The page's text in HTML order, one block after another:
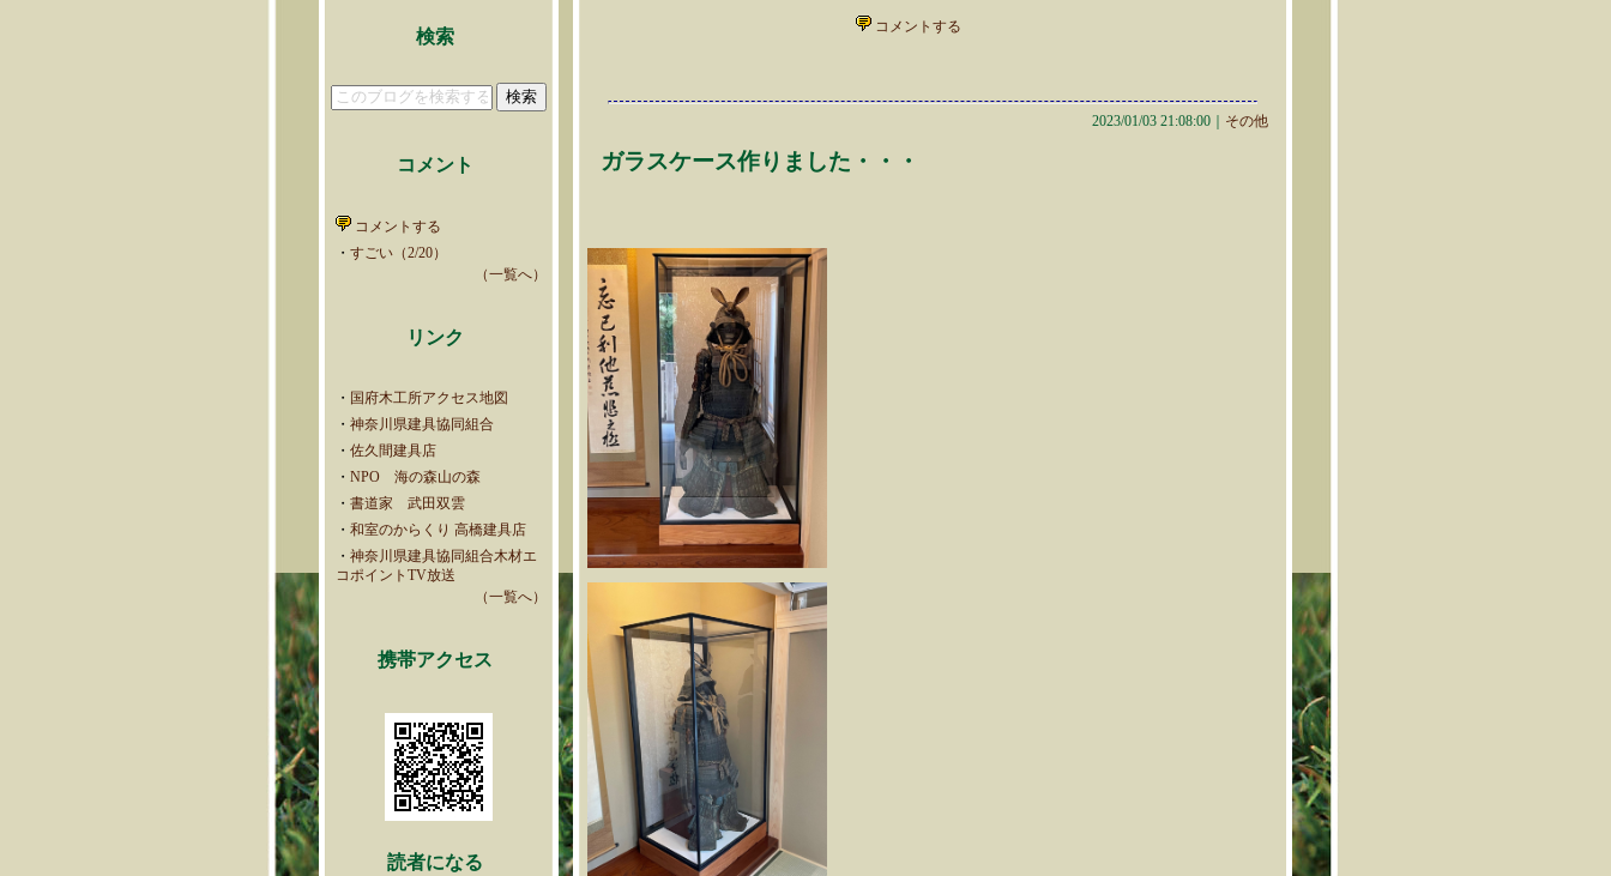
検索
コメント
コメントする
・すごい（2/20）
（一覧へ）
リンク
・ 国府木工所アクセス地図
・神奈川県建具協同組合
・佐久間建具店
・NPO 海の森山の森
・書道家 武田双雲
・和室のからくり 高橋建具店
・神奈川県建具協同組合木材エ
コポイントTV放送
（一覧へ）
携帯アクセス
読者になる
コメントする
2023/01/03 21:08:00｜ その他
ガラスケース作りました・・・